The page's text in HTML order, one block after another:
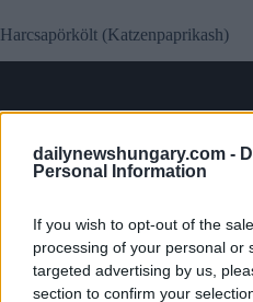
dailynewshungary.com -
Personal Information
If you wish to opt-out of the
processing of your personal or
targeted advertising by us,
section to confirm your
Harcsapörkölt (Katzenpaprikash)